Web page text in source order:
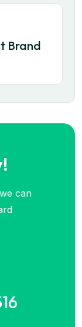
Brand
can